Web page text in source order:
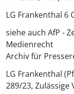
LG Frankenthal 6
siehe auch AfP -
Medienrecht
Archiv für
LG Frankenthal
289/23,